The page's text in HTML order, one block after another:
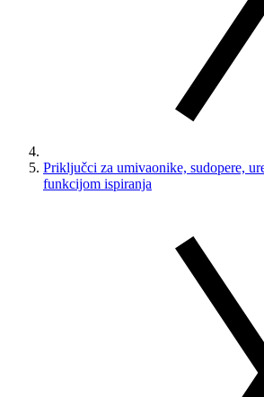
Priključci za umivaonike, sudopere,
funkcijom ispiranja